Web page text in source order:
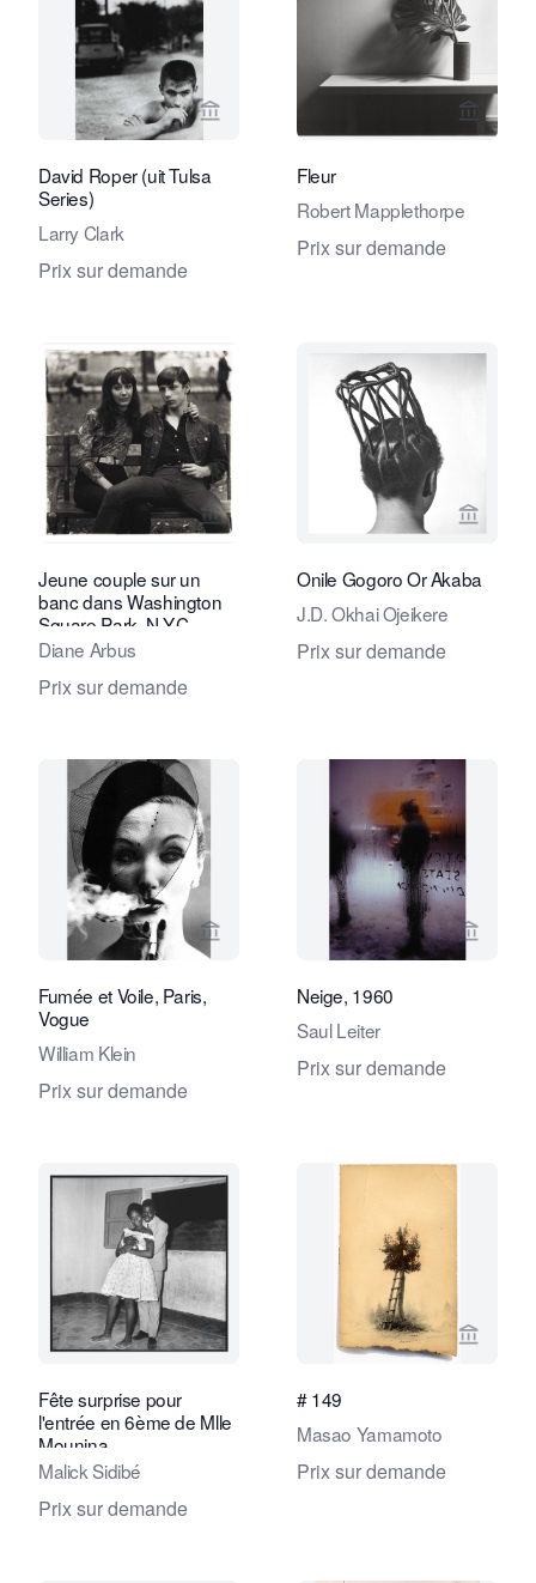
Voir la page vendeur de Eduard
David Roper (uit Tulsa
Series)
Larry Clark
Prix sur demande
Voir la
Fleur
Robert Mapplethorpe
Prix sur demande
Voir la page vendeur de Eduard
Jeune couple sur un
banc dans Washington
Square Park, N.Y.C.
Diane Arbus
Prix sur demande
Voir la
Onile Gogoro Or Akaba
J.D. Okhai Ojeikere
Prix sur demande
Voir la page vendeur de Fifty One
Fumée et Voile, Paris,
Vogue
William Klein
Prix sur demande
Voir la
Neige, 1960
Saul Leiter
Prix sur demande
Voir la page vendeur de Fifty One
Fête surprise pour
l'entrée en 6ème de Mlle
Mounina
Malick Sidibé
Prix sur demande
Voir la
# 149
Masao Yamamoto
Prix sur demande